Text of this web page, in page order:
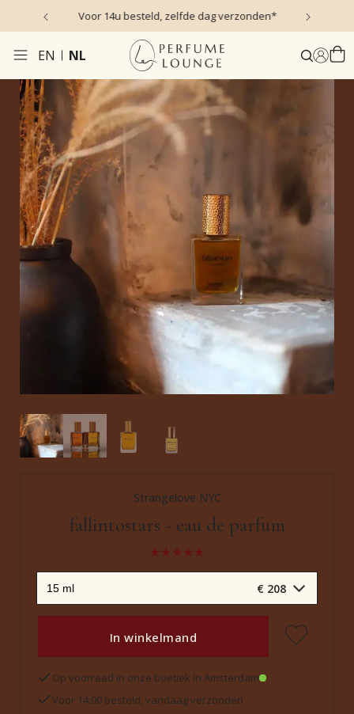
Voor 14u besteld, zelfde dag verzonden*
EN NL
Strangelove NYC
fallintostars - eau de parfum
€ 208
In winkelmand
Op voorraad in onze boetiek in Amsterdam
Voor 14:00 besteld, vandaag verzonden